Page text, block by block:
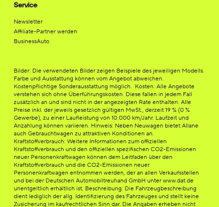
Service
Newsletter
Affiliate-Partner werden
BusinessAuto
Bilder: Die verwendeten Bilder zeigen Beispiele des jeweiligen Modells.
Farbe und Ausstattung können vom Angebot abweichen.
Kostenpflichtige Sonderausstattung möglich. Kosten: Alle Angebote
verstehen sich ohne Überführungskosten. Diese fallen in jedem Fall
zusätzlich an und sind nicht in der angezeigten Rate enthalten. Alle
Preise inkl. der jeweils gesetzlich gültigen MwSt., derzeit 19 % (0 %
Gewerbe), zu einer Laufleistung von 10.000 km/Jahr. Laufzeit und
Anzahlung können variieren. Hinweis: Neben Neuwagen bietet Allane
auch Gebrauchtwagen zu attraktiven Konditionen an.
Kraftstoffverbrauch: Weitere Informationen zum offiziellen
Kraftstoffverbrauch und den offiziellen spezifischen CO2-Emissionen
neuer Personenkraftwagen können dem Leitfaden über den
Kraftstoffverbrauch und die CO2-Emissionen neuer
Personenkraftwagen entnommen werden, der an allen Verkaufsstellen
und bei der Deutschen Automobiltreuhand GmbH unter www.dat.de
unentgeltlich erhältlich ist. Beschreibung: Die Fahrzeugbeschreibung
dient lediglich der allg. Identifizierung des Fahrzeuges und stellt keine
Zusicherung im kaufrechtlichen Sinn dar. Die Angaben erheben nicht